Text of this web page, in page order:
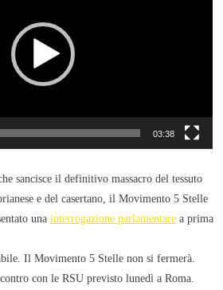
03:38
sancisce il definitivo massacro del tessuto
e del casertano, il Movimento 5 Stelle
una interrogazione parlamentarea prima
Il Movimento 5 Stelle non si fermerà.
con le RSU previsto lunedì a Roma.